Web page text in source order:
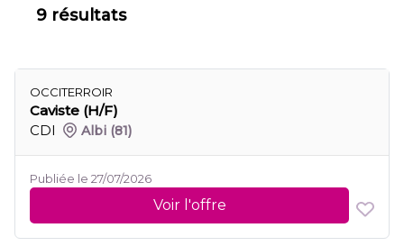
9 résultats
OCCITERROIR
Caviste (H/F)
CDI
Albi (81)
Publiée le 27/07/2026
Voir l'offre